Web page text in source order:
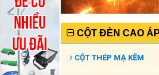
CỘT ĐÈN CAO
CỘT THÉP MẠ KẼM